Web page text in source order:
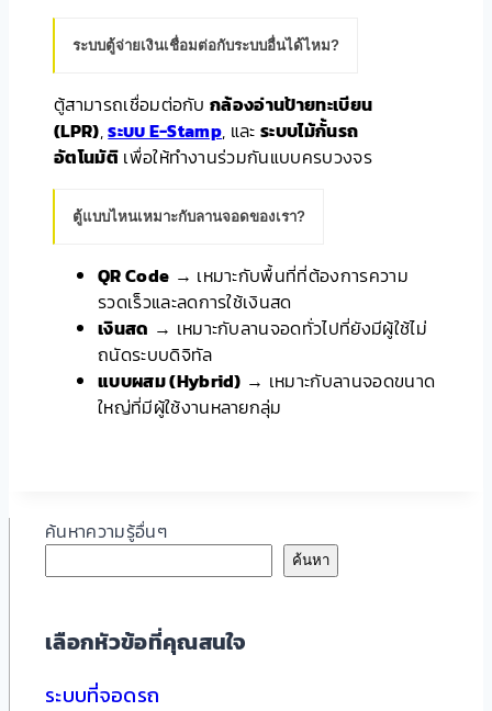
ระบบตู้จ่ายเงินเชื่อมต่อกับระบบอื่นได้ไหม?
ตู้สามารถเชื่อมต่อกับกล้องอ่านป้ายทะเบียน
(LPR),ระบบ E-Stamp, และระบบไม้กั้นรถ
อัตโนมัติเพื่อให้ทำงานร่วมกันแบบครบวงจร
ตู้แบบไหนเหมาะกับลานจอดของเรา?
QR Code → เหมาะกับพื้นที่ที่ต้องการความ
รวดเร็วและลดการใช้เงินสด
เงินสด → เหมาะกับลานจอดทั่วไปที่ยังมีผู้ใช้ไม่
ถนัดระบบดิจิทัล
แบบผสม (Hybrid) → เหมาะกับลานจอดขนาด
ใหญ่ที่มีผู้ใช้งานหลายกลุ่ม
ค้นหาความรู้อื่นๆ
ค้นหา
เลือกหัวข้อที่คุณสนใจ
ระบบที่จอดรถ